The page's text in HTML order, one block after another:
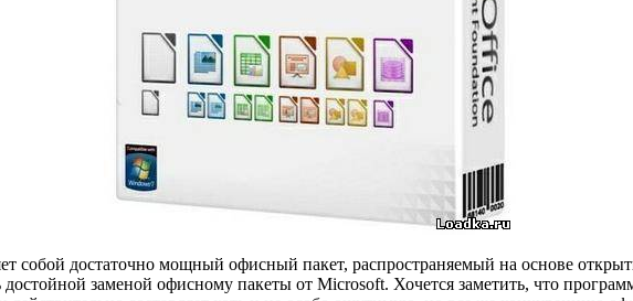
собой достаточно мощный офисный пакет, распространяемый на основе
достойной заменой офисному пакеты от Microsoft. Хочется заметить, что